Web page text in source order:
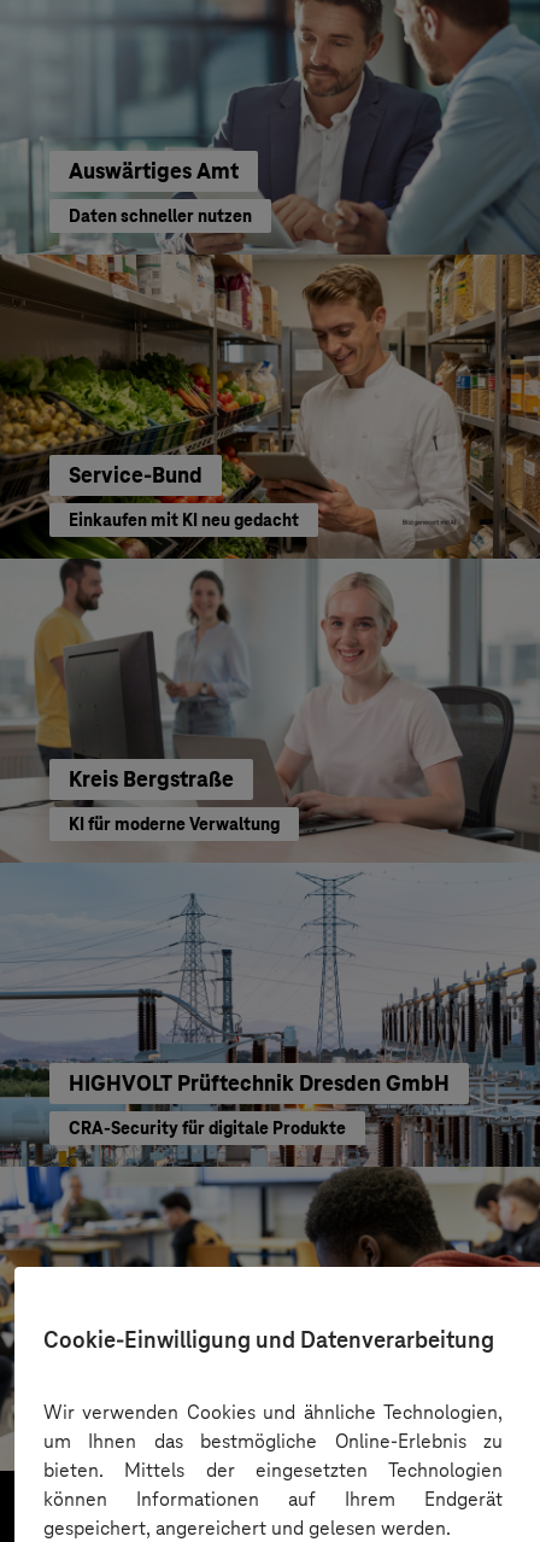
Cookie-Einwilligung und Datenverarbeitung
Wir verwenden Cookies und ähnliche Technologien,
um Ihnen das bestmögliche Online-Erlebnis zu
bieten. Mittels der eingesetzten Technologien
können Informationen auf Ihrem Endgerät
gespeichert, angereichert und gelesen werden.
Auswärtiges Amt
Daten schneller nutzen
Service-Bund
Einkaufen mit KI neu gedacht
Kreis Bergstraße
KI für moderne Verwaltung
HIGHVOLT Prüftechnik Dresden GmbH
CRA-Security für digitale Produkte
Mit KI Sprachbarrieren überwinden